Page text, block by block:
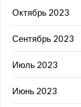
Октябрь 2023
Сентябрь 2023
Июль 2023
Июнь 2023